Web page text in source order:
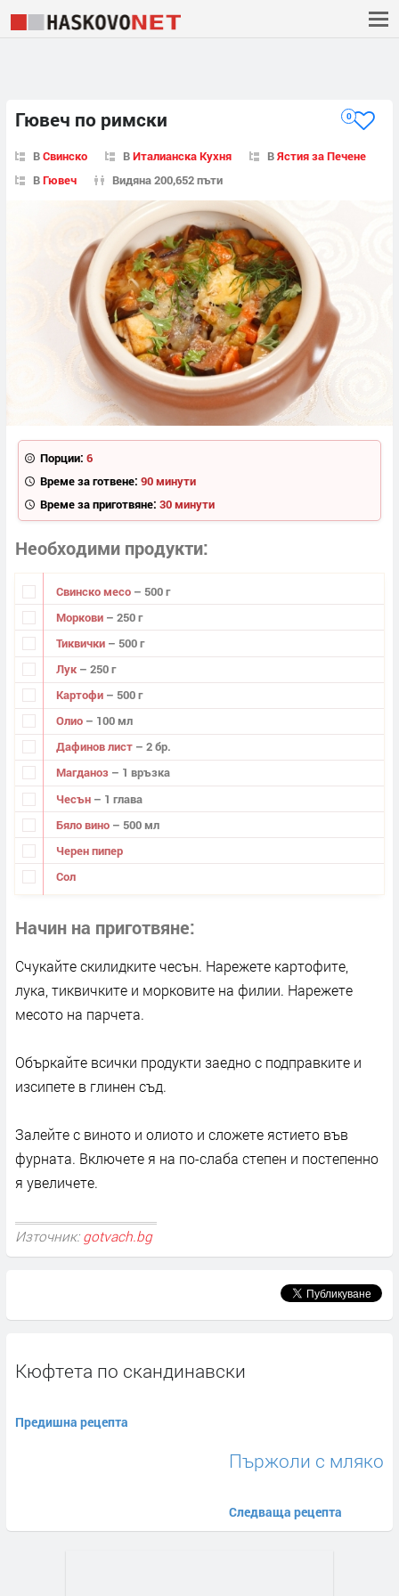
Гювеч по римски 0
ВСвинско ВИталианска Кухня ВЯстия за Печене
ВГювеч Видяна 200,652 пъти
Порции: 6
Време за готвене: 90 минути
Време за приготвяне: 30 минути
Необходими продукти
Свинско месо – 500 г
Моркови – 250 г
Тиквички – 500 г
Лук – 250 г
Картофи – 500 г
Олио – 100 мл
Дафинов лист – 2 бр.
Магданоз – 1 връзка
Чесън – 1 глава
Бяло вино – 500 мл
Черен пипер
Сол
Начин на приготвяне
Счукайте скилидките чесън. Нарежете картофите,
лука, тиквичките и морковите на филии. Нарежете
месото на парчета.
Объркайте всички продукти заедно с подправките и
изсипете в глинен съд.
Залейте с виното и олиото и сложете ястието във
фурната. Включете я на по-слаба степен и постепенно
я увеличете.
Източник: gotvach.bg
Кюфтета по скандинавски
Предишна рецепта
Пържоли с мляко
Следваща рецепта